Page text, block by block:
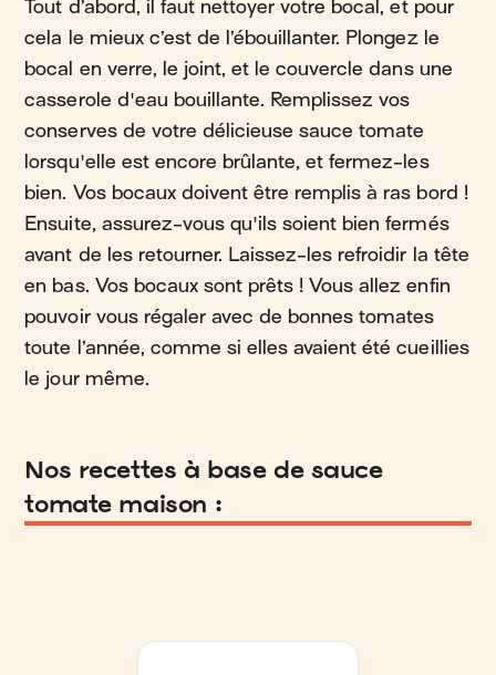
Tout d’abord, il faut nettoyer votre bocal, et pour
cela le mieux c’est de l’ébouillanter. Plongez le
bocal en verre, le joint, et le couvercle dans une
casserole d'eau bouillante. Remplissez vos
conserves de votre délicieuse sauce tomate
lorsqu'elle est encore brûlante, et fermez-les
bien. Vos bocaux doivent être remplis à ras bord !
Ensuite, assurez-vous qu'ils soient bien fermés
avant de les retourner. Laissez-les refroidir la tête
en bas. Vos bocaux sont prêts ! Vous allez enfin
pouvoir vous régaler avec de bonnes tomates
toute l’année, comme si elles avaient été cueillies
le jour même.
Nos recettes à base de sauce
tomate maison :